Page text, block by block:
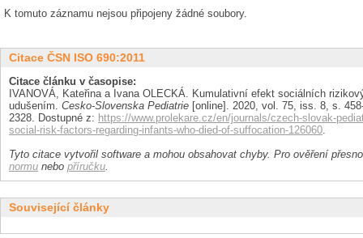
K tomuto záznamu nejsou připojeny žádné soubory.
Citace ČSN ISO 690:2011
Citace článku v časopise:
IVANOVÁ, Kateřina a Ivana OLECKÁ. Kumulativní efekt sociálních
udušením. Cesko-Slovenska Pediatrie [online]. 2020, vol. 75, iss. 8, s.
2328. Dostupné z: https://www.prolekare.cz/en/journals/czech-slovak-
social-risk-factors-regarding-infants-who-died-of-suffocation-126060.
Tyto citace vytvořil software a mohou obsahovat chyby. Pro ověření
normu nebo příručku.
Související články